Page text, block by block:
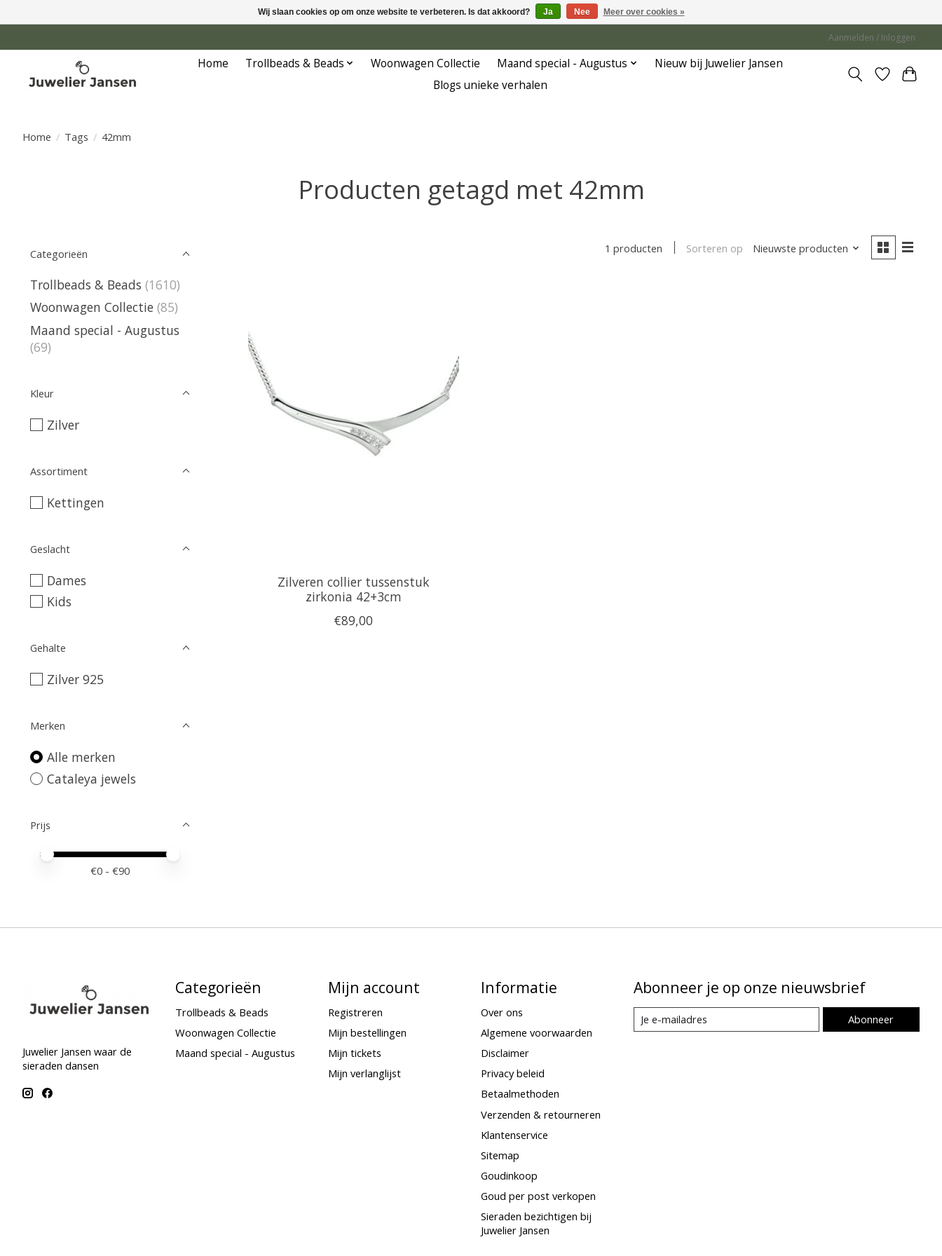
Aanmelden / Inloggen
Home Trollbeads & Beads Woonwagen Collectie Maand special - Augustus
Nieuw bij Juwelier Jansen
Blogs unieke verhalen
Home / Tags / 42mm
Producten getagd met 42mm
Categorieën
Trollbeads & Beads (1610)
Woonwagen Collectie (85)
Maand special - Augustus
(69)
Kleur
Zilver
Assortiment
Kettingen
Geslacht
Dames
Kids
Gehalte
Zilver 925
Merken
Alle merken
Cataleya jewels
Prijs
Minimale prijswaarde
Price maximum value
€0 - €90
1 producten Sorteren op Nieuwste producten
Zilveren collier tussenstuk
zirkonia 42+3cm
€89,00
Juwelier Jansen waar de
sieraden dansen
Categorieën
Trollbeads & Beads
Woonwagen Collectie
Maand special - Augustus
Mijn account
Registreren
Mijn bestellingen
Mijn tickets
Mijn verlanglijst
Informatie
Over ons
Algemene voorwaarden
Disclaimer
Privacy beleid
Betaalmethoden
Verzenden & retourneren
Klantenservice
Sitemap
Goudinkoop
Goud per post verkopen
Sieraden bezichtigen bij
Juwelier Jansen
Abonneer je op onze nieuwsbrief
Abonneer
Wij slaan cookies op om onze website te verbeteren. Is dat akkoord? Ja Nee Meer over cookies »